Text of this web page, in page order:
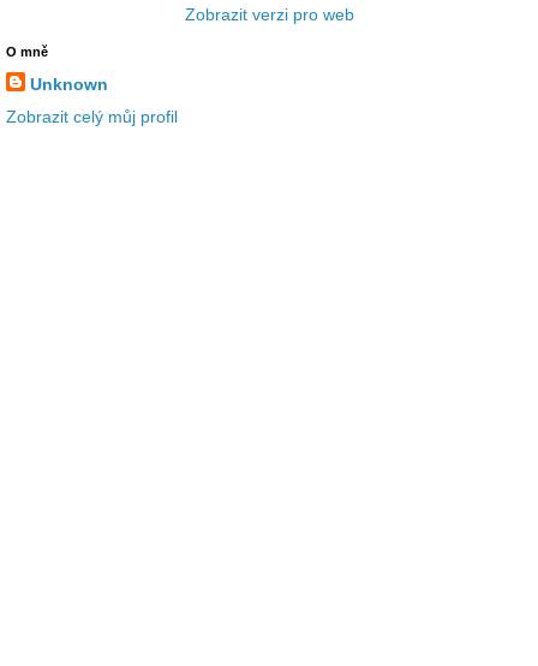
Zobrazit verzi pro web
O mně
Unknown
Zobrazit celý můj profil